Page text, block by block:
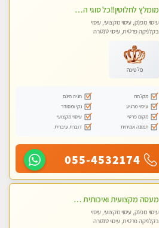
מומלץ לחלוטין!!כל סוגי העיסויים מעסה מקצועית ואיכותית פרטי!!!
עיסוי מפנק, עיסוי מקצועי, עיסוי
בקלניקה פרטית, עיסוי טנטרה
פלטינה
מקלחת
חניה חינם
עיסוי מרגיע
נקי ומסודר
מקום פרטי
עיסוי מקצועי
תמונה אמיתית
דוברת עיברית
055-4532174
מעסה מקצועית ואיכותית לעיסוי מפנק ומקצועי VIP-מומלץ לחלוטין! פרטי! ​​​​​​ללא מין!! Highly recommended
עיסוי מפנק, עיסוי מקצועי, עיסוי
בקלניקה פרטית, עיסוי טנטרה